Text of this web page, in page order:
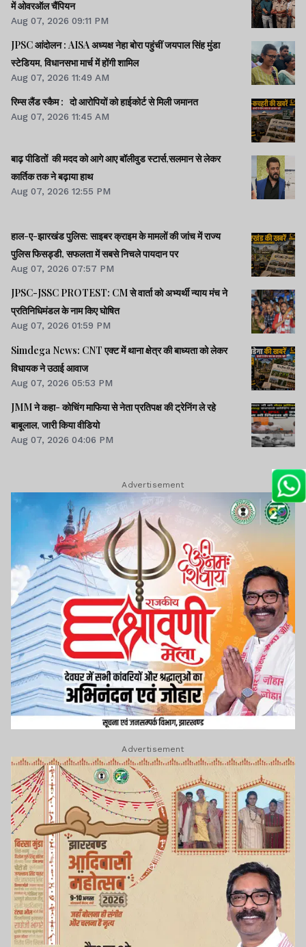
में ओवरऑल चैंपियन
Aug 07, 2026 09:11 PM
JPSC आंदोलन : AISA अध्यक्ष नेहा बोरा पहुंचीं जयपाल सिंह मुंडा
स्टेडियम, विधानसभा मार्च में होंगी शामिल
Aug 07, 2026 11:49 AM
रिम्स लैंड स्कैम : दो आरोपियों को हाईकोर्ट से मिली जमानत
Aug 07, 2026 11:45 AM
बाढ़ पीडितों की मदद को आगे आए बॉलीवुड स्टार्स,सलमान से लेकर
कार्तिक तक ने बढ़ाया हाथ
Aug 07, 2026 12:55 PM
हाल-ए-झारखंड पुलिस: साइबर क्राइम के मामलों की जांच में राज्य
पुलिस फिसड्डी, सफलता में सबसे निचले पायदान पर
Aug 07, 2026 07:57 PM
JPSC-JSSC PROTEST: CM से वार्ता को अभ्यर्थी न्याय मंच ने
प्रतिनिधिमंडल के नाम किए घोषित
Aug 07, 2026 01:59 PM
Simdega News: CNT एक्ट में थाना क्षेत्र की बाध्यता को लेकर
विधायक ने उठाई आवाज
Aug 07, 2026 05:53 PM
JMM ने कहा- कोचिंग माफिया से नेता प्रतिपक्ष की ट्रेनिंग ले रहे
बाबूलाल, जारी किया वीडियो
Aug 07, 2026 04:06 PM
Advertisement
Advertisement